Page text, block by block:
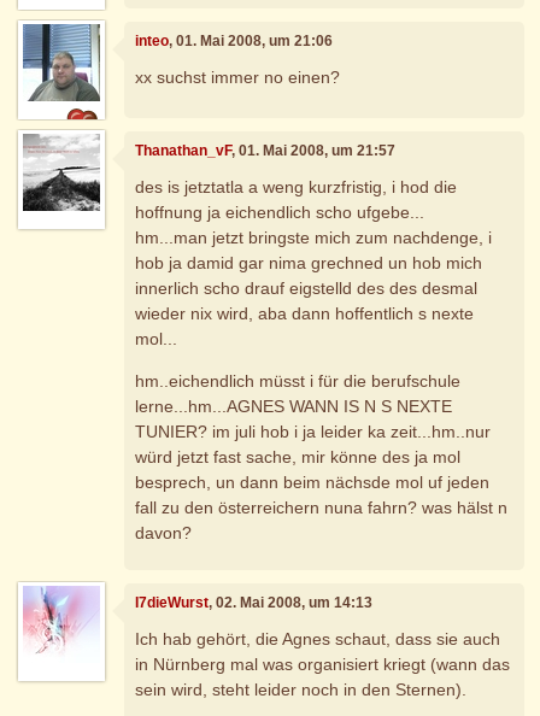
inteo, 01. Mai 2008, um 21:06
xx suchst immer no einen?
Thanathan_vF, 01. Mai 2008, um 21:57
des is jetztatla a weng kurzfristig, i hod die
hoffnung ja eichendlich scho ufgebe...
hm...man jetzt bringste mich zum nachdenge, i
hob ja damid gar nima grechned un hob mich
innerlich scho drauf eigstelld des des desmal
wieder nix wird, aba dann hoffentlich s nexte
mol...
hm..eichendlich müsst i für die berufschule
lerne...hm...AGNES WANN IS N S NEXTE
TUNIER? im juli hob i ja leider ka zeit...hm..nur
würd jetzt fast sache, mir könne des ja mol
besprech, un dann beim nächsde mol uf jeden
fall zu den österreichern nuna fahrn? was hälst n
davon?
I7dieWurst, 02. Mai 2008, um 14:13
Ich hab gehört, die Agnes schaut, dass sie auch
in Nürnberg mal was organisiert kriegt (wann das
sein wird, steht leider noch in den Sternen).